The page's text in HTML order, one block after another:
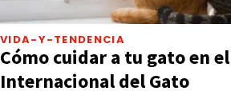
VIDA-Y-TENDENCIA
Cómo cuidar a tu gato en
Internacional del Gato